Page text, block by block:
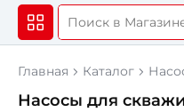
Главная Каталог
Насосы для